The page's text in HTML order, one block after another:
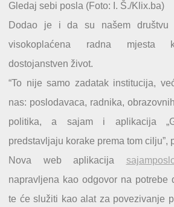
Gledaj sebi posla (Foto: I. Š./Klix.ba)
Dodao je i da su našem društvu
visokoplaćena radna mjesta
dostojanstven život.
“To nije samo zadatak institucija,
nas: poslodavaca, radnika,
politika, a sajam i aplikacija
predstavljaju korake prema tom cilju”,
Nova web aplikacija
napravljena kao odgovor na potrebe
te će služiti kao alat za povezivanje